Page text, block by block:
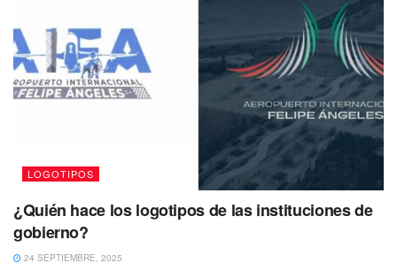
LOGOTIPOS
¿Quién hace los logotipos de las instituciones de
gobierno?
24 SEPTIEMBRE, 2025